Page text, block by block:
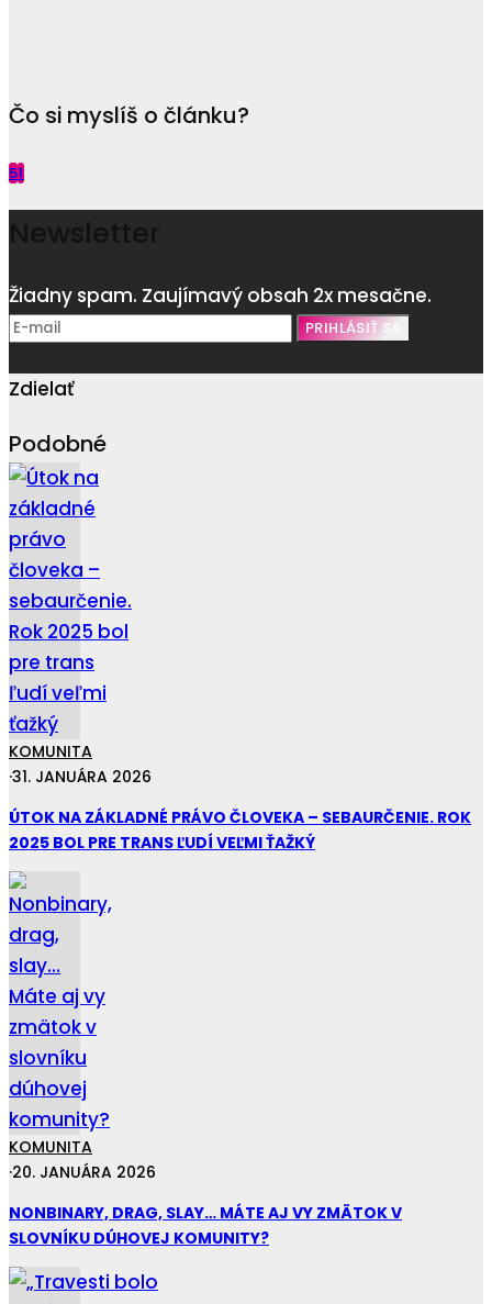
Čo si myslíš o článku?
51
Žiadny spam. Zaujímavý obsah 2x mesačne.
Zdielať
Podobné
KOMUNITA
·31. JANUÁRA 2026
ÚTOK NA ZÁKLADNÉ PRÁVO ČLOVEKA – SEBAURČENIE. ROK
2025 BOL PRE TRANS ĽUDÍ VEĽMI ŤAŽKÝ
KOMUNITA
·20. JANUÁRA 2026
NONBINARY, DRAG, SLAY… MÁTE AJ VY ZMÄTOK V
SLOVNÍKU DÚHOVEJ KOMUNITY?